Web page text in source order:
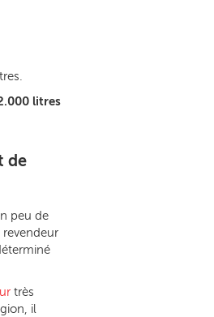
litres
de
peu de
très
il